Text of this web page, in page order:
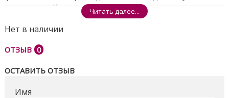
аксессуары. Кукла не может стоять самостоятельно.
Цвета и аксессуары могут отличаться.
Поделиться
Читать далее...
Нет в наличии
ОТЗЫВ 0
ОСТАВИТЬ ОТЗЫВ
Имя